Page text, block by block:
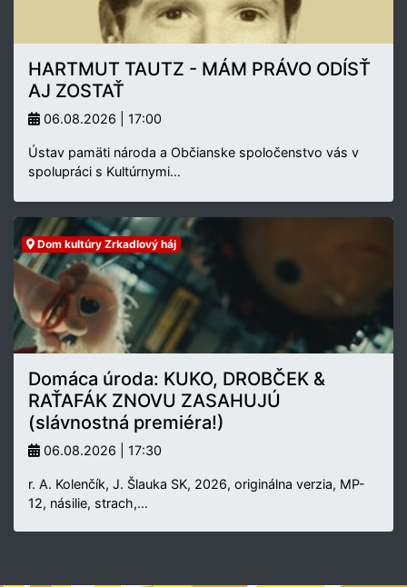
HARTMUT TAUTZ - MÁM PRÁVO ODÍSŤ
AJ ZOSTAŤ
06.08.2026 | 17:00
Ústav pamäti národa a Občianske spoločenstvo vás v
spolupráci s Kultúrnymi…
Dom kultúry Zrkadlový háj
Domáca úroda: KUKO, DROBČEK &
RAŤAFÁK ZNOVU ZASAHUJÚ
(slávnostná premiéra!)
06.08.2026 | 17:30
r. A. Kolenčík, J. Šlauka SK, 2026, originálna verzia, MP-
12, násilie, strach,…